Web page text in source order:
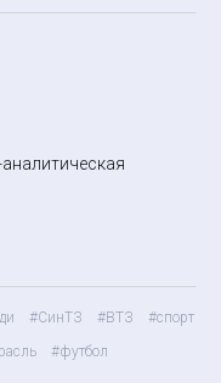
#СинТЗ #ВТЗ
#спорт
#футбол